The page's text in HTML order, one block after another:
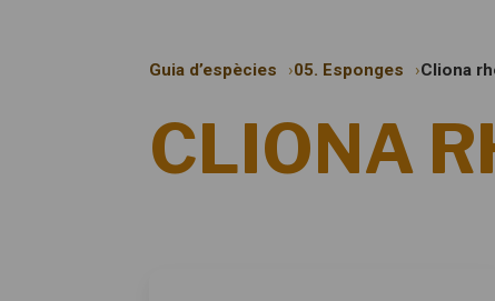
Guia d’espècies 05. Esponges Cliona
CLIONA